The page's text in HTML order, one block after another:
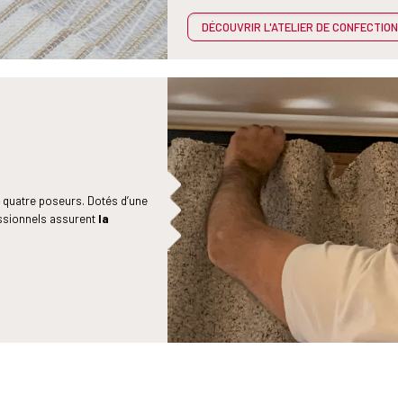
DÉCOUVRIR L'ATELIER DE CONFECTION
poseurs. Dotés d’une
assurent la